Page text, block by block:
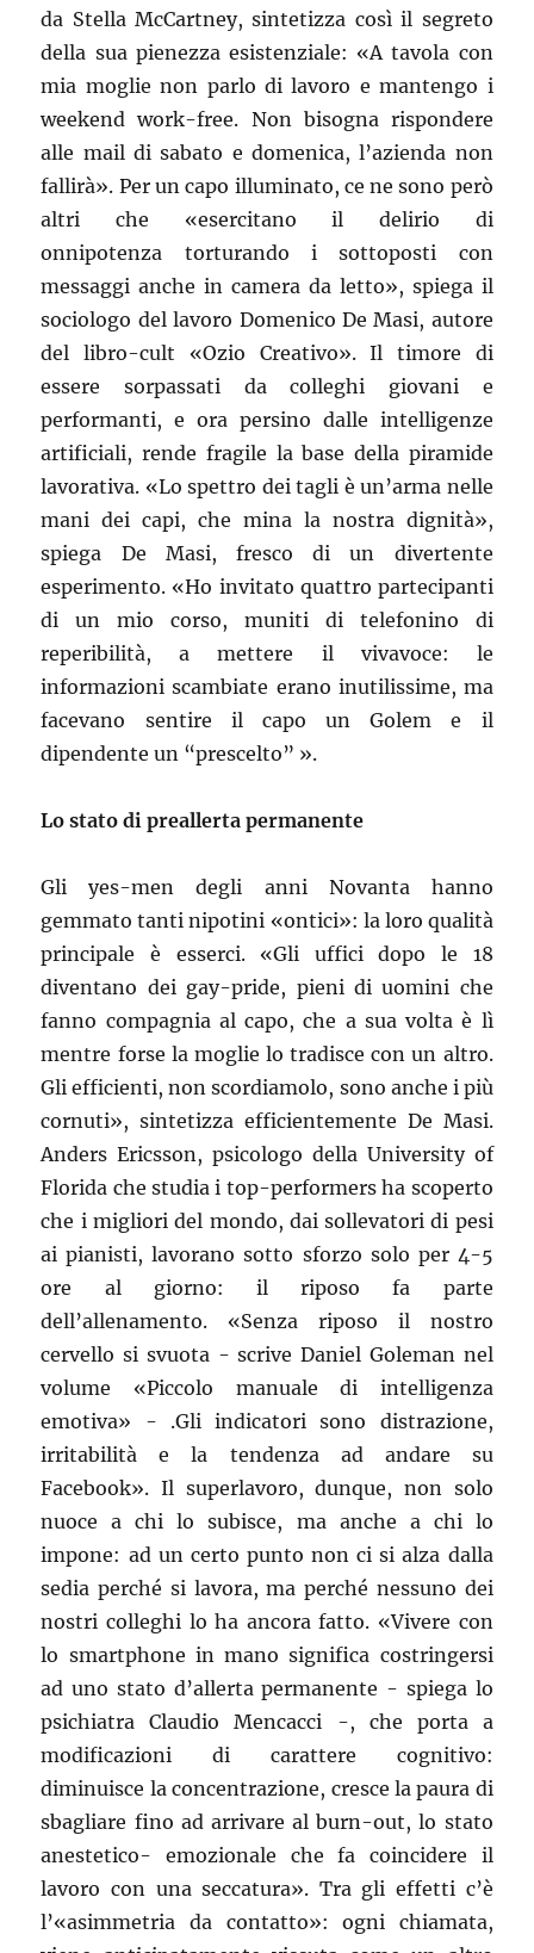
da Stella McCartney, sintetizza così il segreto
della sua pienezza esistenziale: «A tavola con
mia moglie non parlo di lavoro e mantengo i
weekend work-free. Non bisogna rispondere
alle mail di sabato e domenica, l’azienda non
fallirà». Per un capo illuminato, ce ne sono però
altri che «esercitano il delirio di
onnipotenza torturando i sottoposti con
messaggi anche in camera da letto», spiega il
sociologo del lavoro Domenico De Masi, autore
del libro-cult «Ozio Creativo». Il timore di
essere sorpassati da colleghi giovani e
performanti, e ora persino dalle intelligenze
artificiali, rende fragile la base della piramide
lavorativa. «Lo spettro dei tagli è un’arma nelle
mani dei capi, che mina la nostra dignità»,
spiega De Masi, fresco di un divertente
esperimento. «Ho invitato quattro partecipanti
di un mio corso, muniti di telefonino di
reperibilità, a mettere il vivavoce: le
informazioni scambiate erano inutilissime, ma
facevano sentire il capo un Golem e il
dipendente un “prescelto” ».
Lo stato di preallerta permanente
Gli yes-men degli anni Novanta hanno
gemmato tanti nipotini «ontici»: la loro qualità
principale è esserci. «Gli uffici dopo le 18
diventano dei gay-pride, pieni di uomini che
fanno compagnia al capo, che a sua volta è lì
mentre forse la moglie lo tradisce con un altro.
Gli efficienti, non scordiamolo, sono anche i più
cornuti», sintetizza efficientemente De Masi.
Anders Ericsson, psicologo della University of
Florida che studia i top-performers ha scoperto
che i migliori del mondo, dai sollevatori di pesi
ai pianisti, lavorano sotto sforzo solo per 4-5
ore al giorno: il riposo fa parte
dell’allenamento. «Senza riposo il nostro
cervello si svuota - scrive Daniel Goleman nel
volume «Piccolo manuale di intelligenza
emotiva» - .Gli indicatori sono distrazione,
irritabilità e la tendenza ad andare su
Facebook». Il superlavoro, dunque, non solo
nuoce a chi lo subisce, ma anche a chi lo
impone: ad un certo punto non ci si alza dalla
sedia perché si lavora, ma perché nessuno dei
nostri colleghi lo ha ancora fatto. «Vivere con
lo smartphone in mano significa costringersi
ad uno stato d’allerta permanente - spiega lo
psichiatra Claudio Mencacci -, che porta a
modificazioni di carattere cognitivo:
diminuisce la concentrazione, cresce la paura di
sbagliare fino ad arrivare al burn-out, lo stato
anestetico- emozionale che fa coincidere il
lavoro con una seccatura». Tra gli effetti c’è
l’«asimmetria da contatto»: ogni chiamata,